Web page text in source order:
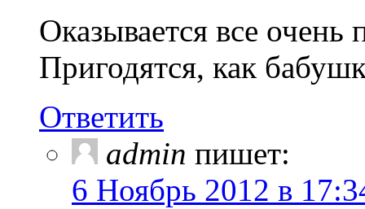
Оказывается все
Пригодятся, как
Ответить
admin пишет:
6 Ноябрь 2012 в